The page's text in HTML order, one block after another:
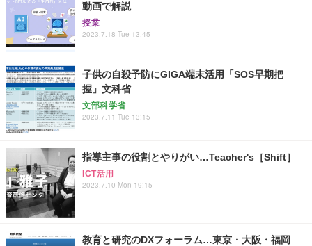
動画で解説
授業
2023.7.18 Tue 13:45
子供の自殺予防にGIGA端末活用「SOS早期把
握」文科省
文部科学省
2023.7.11 Tue 13:15
指導主事の役割とやりがい…Teacher's［Shift］
ICT活用
2023.7.10 Mon 19:15
教育と研究のDXフォーラム…東京・大阪・福岡